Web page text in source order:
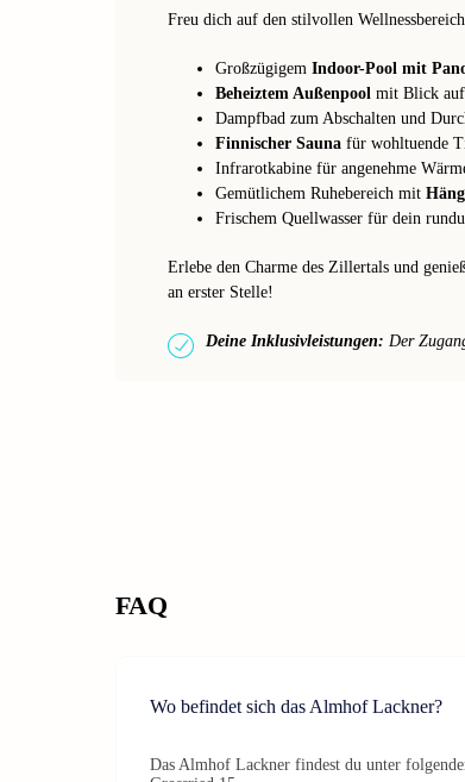
Freu dich auf den stilvollen
Großzügigem Indoor-Pool mit
Beheiztem Außenpool mit Blick
Dampfbad zum Abschalten und
Finnischer Sauna für wohltuende
Infrarotkabine für angenehme
Gemütlichem Ruhebereich mit
Frischem Quellwasser für dein
Erlebe den Charme des Zillertals und
an erster Stelle!
Deine Inklusivleistungen: Der
FAQ
Wo befindet sich das Almhof Lackner?
Das Almhof Lackner findest du unter